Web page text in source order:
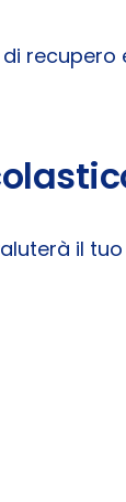
recupero
il